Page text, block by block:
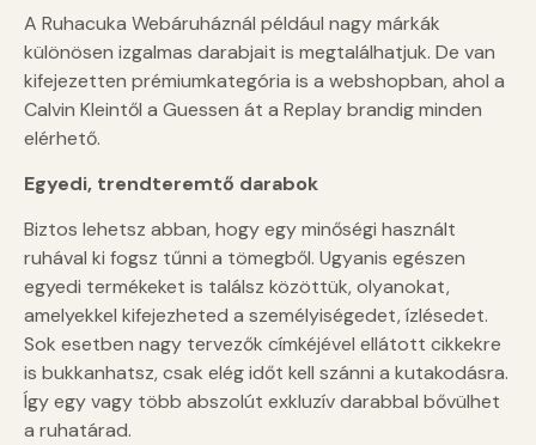
A Ruhacuka Webáruháznál például nagy márkák
különösen izgalmas darabjait is megtalálhatjuk. De van
kifejezetten prémiumkategória is a webshopban, ahol a
Calvin Kleintől a Guessen át a Replay brandig minden
elérhető.
Egyedi, trendteremtő darabok
Biztos lehetsz abban, hogy egy minőségi használt
ruhával ki fogsz tűnni a tömegből. Ugyanis egészen
egyedi termékeket is találsz közöttük, olyanokat,
amelyekkel kifejezheted a személyiségedet, ízlésedet.
Sok esetben nagy tervezők címkéjével ellátott cikkekre
is bukkanhatsz, csak elég időt kell szánni a kutakodásra.
Így egy vagy több abszolút exkluzív darabbal bővülhet
a ruhatárad.